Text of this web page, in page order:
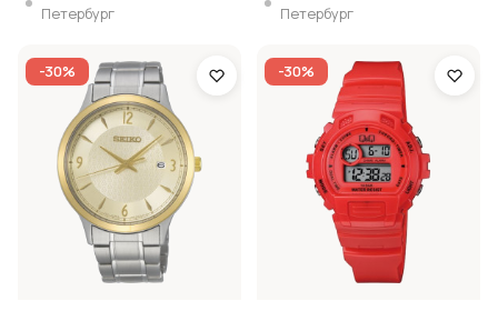
Петербург
Петербург
-30% -30%